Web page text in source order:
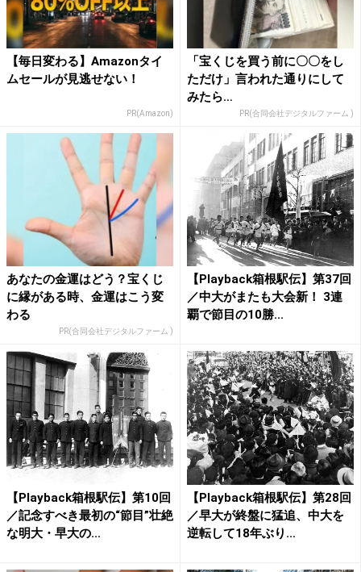
【毎日変わる】Amazonタイ
ムセールが見逃せない！
PR(Amazon)
「宝くじを買う前に〇〇をし
ただけ」言われた通りにして
みたら…
PR(合同会社デジタルファーム )
あなたの金運はどう？宝くじ
に縁がある時、金運はこう変
わる
PR(合同会社デジタルファーム )
【Playback箱根駅伝】第37回
／中大がまたも大会新！ 3連
覇で節目の10勝...
【Playback箱根駅伝】第10回
／記念すべき最初の“節目”壮絶
な明大・早大の...
【Playback箱根駅伝】第28回
／早大が終盤に猛追、中大を
逆転して18年ぶり...